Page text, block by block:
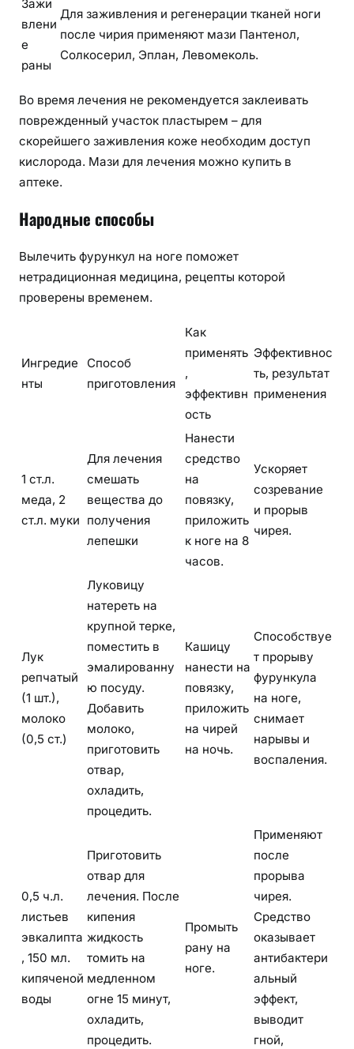
Зажи
влени
е
раны
Для заживления и регенерации тканей ноги
после чирия применяют мази Пантенол,
Солкосерил, Эплан, Левомеколь.
Во время лечения не рекомендуется заклеивать
поврежденный участок пластырем – для
скорейшего заживления коже необходим доступ
кислорода. Мази для лечения можно купить в
аптеке.
Народные способы
Вылечить фурункул на ноге поможет
нетрадиционная медицина, рецепты которой
проверены временем.
Ингредие
нты
Способ
приготовления
Как
применять
,
эффективн
ость
Эффективнос
ть, результат
применения
1 ст.л.
меда, 2
ст.л. муки
Для лечения
смешать
вещества до
получения
лепешки
Нанести
средство
на
повязку,
приложить
к ноге на 8
часов.
Ускоряет
созревание
и прорыв
чирея.
Лук
репчатый
(1 шт.),
молоко
(0,5 ст.)
Луковицу
натереть на
крупной терке,
поместить в
эмалированну
ю посуду.
Добавить
молоко,
приготовить
отвар,
охладить,
процедить.
Кашицу
нанести на
повязку,
приложить
на чирей
на ночь.
Способствуе
т прорыву
фурункула
на ноге,
снимает
нарывы и
воспаления.
0,5 ч.л.
листьев
эвкалипта
, 150 мл.
кипяченой
воды
Приготовить
отвар для
лечения. После
кипения
жидкость
томить на
медленном
огне 15 минут,
охладить,
процедить.
Промыть
рану на
ноге.
Применяют
после
прорыва
чирея.
Средство
оказывает
антибактери
альный
эффект,
выводит
гной,